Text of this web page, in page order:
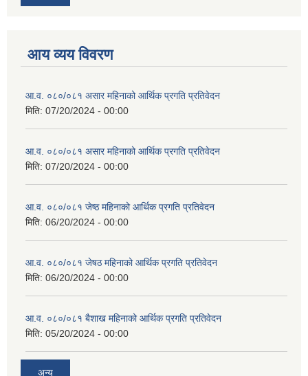
आय व्यय विवरण
आ.व. ०८०/०८१ असार महिनाको आर्थिक प्रगति प्रतिवेदन
मिति: 07/20/2024 - 00:00
आ.व. ०८०/०८१ असार महिनाको आर्थिक प्रगति प्रतिवेदन
मिति: 07/20/2024 - 00:00
आ.व. ०८०/०८१ जेष्ठ महिनाको आर्थिक प्रगति प्रतिवेदन
मिति: 06/20/2024 - 00:00
आ.व. ०८०/०८१ जेषठ महिनाको आर्थिक प्रगति प्रतिवेदन
मिति: 06/20/2024 - 00:00
आ.व. ०८०/०८१ बैशाख महिनाको आर्थिक प्रगति प्रतिवेदन
मिति: 05/20/2024 - 00:00
अन्य